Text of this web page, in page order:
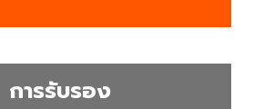
การรับรอง